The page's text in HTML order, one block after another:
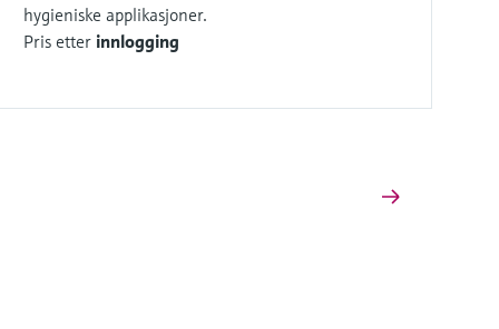
hygieniske applikasjoner.
Pris etter innlogging